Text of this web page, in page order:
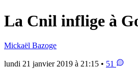
La Cnil inflige à
Mickaël Bazoge
lundi 21 janvier 2019 à 21:15 • 51